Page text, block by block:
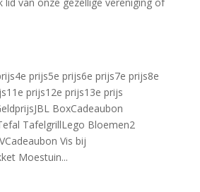
prijs5e prijs6e prijs7e prijs8e
prijs12e prijs13e prijs
BoxCadeaubon
TafelgrillLego Bloemen2
Vis bij
Moestuin...